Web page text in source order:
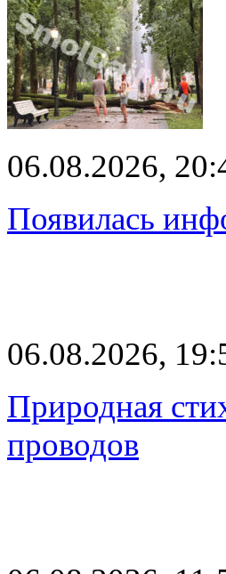
06.08.2026,
Появилась
06.08.2026,
Природная
проводов